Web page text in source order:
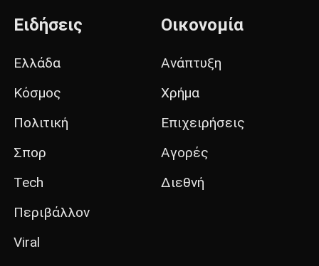
Ειδήσεις
Ελλάδα
Κόσμος
Πολιτική
Σπορ
Tech
Περιβάλλον
Viral
Οικονομία
Ανάπτυξη
Χρήμα
Επιχειρήσεις
Αγορές
Διεθνή